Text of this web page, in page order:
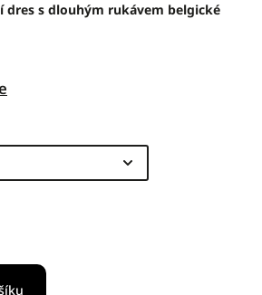
dres s dlouhým rukávem belgické